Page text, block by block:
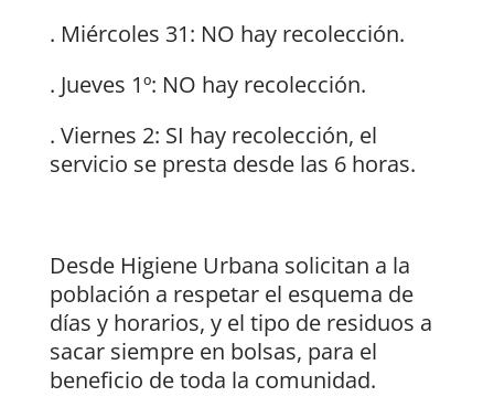
. Miércoles 31: NO hay recolección.
. Jueves 1º: NO hay recolección.
. Viernes 2: SI hay recolección, el
servicio se presta desde las 6 horas.
Desde Higiene Urbana solicitan a la
población a respetar el esquema de
días y horarios, y el tipo de residuos a
sacar siempre en bolsas, para el
beneficio de toda la comunidad.